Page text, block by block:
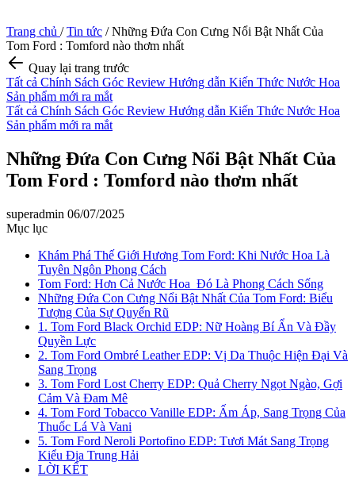
Trang chủ / Tin tức / Những Đứa Con Cưng Nổi Bật Nhất Của
Tom Ford : Tomford nào thơm nhất
Quay lại trang trước
Tất cả Chính Sách Góc Review Hướng dẫn Kiến Thức Nước Hoa
Sản phẩm mới ra mắt
Tất cả Chính Sách Góc Review Hướng dẫn Kiến Thức Nước Hoa
Sản phẩm mới ra mắt
Những Đứa Con Cưng Nổi Bật Nhất Của
Tom Ford : Tomford nào thơm nhất
superadmin 06/07/2025
Mục lục
Khám Phá Thế Giới Hương Tom Ford: Khi Nước Hoa Là
Tuyên Ngôn Phong Cách
Tom Ford: Hơn Cả Nước Hoa Đó Là Phong Cách Sống
Những Đứa Con Cưng Nổi Bật Nhất Của Tom Ford: Biểu
Tượng Của Sự Quyến Rũ
1. Tom Ford Black Orchid EDP: Nữ Hoàng Bí Ẩn Và Đầy
Quyền Lực
2. Tom Ford Ombré Leather EDP: Vị Da Thuộc Hiện Đại Và
Sang Trọng
3. Tom Ford Lost Cherry EDP: Quả Cherry Ngọt Ngào, Gợi
Cảm Và Đam Mê
4. Tom Ford Tobacco Vanille EDP: Ấm Áp, Sang Trọng Của
Thuốc Lá Và Vani
5. Tom Ford Neroli Portofino EDP: Tươi Mát Sang Trọng
Kiểu Địa Trung Hải
LỜI KẾT